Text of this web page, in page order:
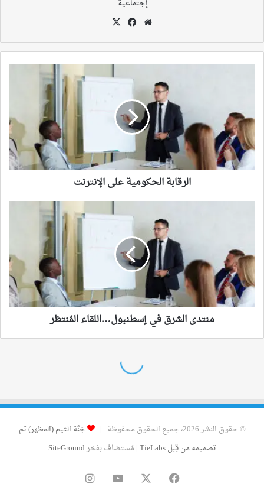
© حقوق النشر 2026، جميع الحقوق محفوظة |
جَنَّة الثيم (المظهر) تم
تصميمه من قِبل TieLabs
| مُستضاف بفخرSiteGround
فيسبوك ‫YouTubeانستقرام